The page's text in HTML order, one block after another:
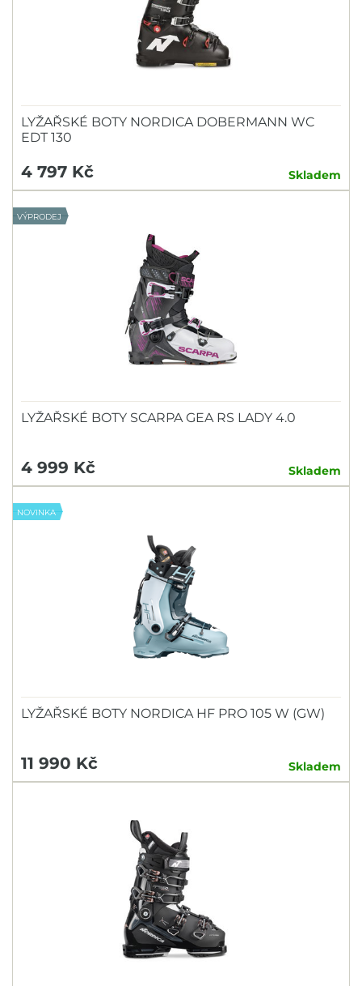
LYŽAŘSKÉ BOTY NORDICA DOBERMANN WC
EDT 130
4 797 Kč Skladem
VÝPRODEJ
LYŽAŘSKÉ BOTY SCARPA GEA RS LADY 4.0
4 999 Kč Skladem
NOVINKA
LYŽAŘSKÉ BOTY NORDICA HF PRO 105 W (GW)
11 990 Kč Skladem